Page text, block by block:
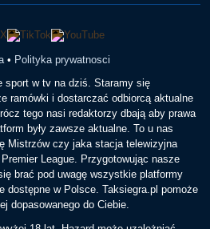
• Polityka prywatnosci
sport w tv na dziś. Staramy się
ramówki i dostarczać odbiorcą aktualne
tego nasi redaktorzy dbają aby prawa
były zawsze aktualne. To u nas
Mistrzów czy jaka stacja telewizyjna
League. Przygotowując nasze
brać pod uwagę wszystkie platformy
dostępne w Polsce. Taksiegra.pl pomoże
dopasowanego do Ciebie.